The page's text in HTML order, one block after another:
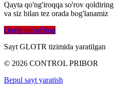
Qayta qo'ng'iroqqa so'rov qoldiring
va siz bilan tez orada bog'lanamiz
Qayta qo'ng'iroq
Sayt GLOTR tizimida yaratilgan
© 2026 CONTROL PRIBOR
Bepul sayt yaratish